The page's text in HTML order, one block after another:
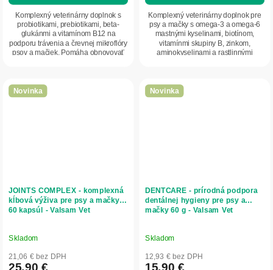
Komplexný veterinárny doplnok s
probiotikami, prebiotikami, beta-
glukánmi a vitamínom B12 na
podporu trávenia a črevnej mikroflóry
psov a mačiek. Pomáha obnovovať
Komplexný veterinárny doplnok pre
psy a mačky s omega-3 a omega-6
mastnými kyselinami, biotínom,
vitamínmi skupiny B, zinkom,
aminokyselinami a rastlinnými
Novinka
JOINTS COMPLEX - komplexná
kĺbová výživa pre psy a mačky
60 kapsúl - Valsam Vet
Skladom
21,06 € bez DPH
25,90 €
Novinka
DENTCARE - prírodná podpora
dentálnej hygieny pre psy a
mačky 60 g - Valsam Vet
Skladom
12,93 € bez DPH
15,90 €